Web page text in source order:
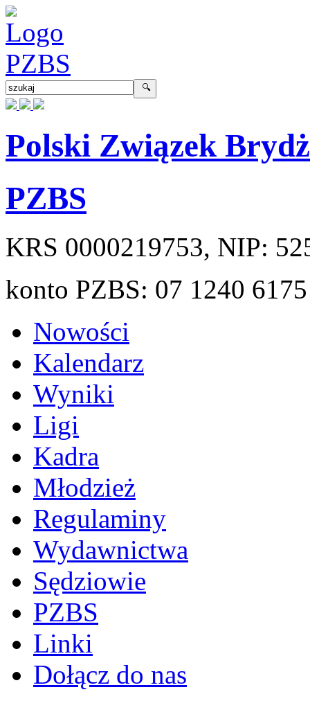
Polski Związek
PZBS
KRS 0000219753, NIP:
konto PZBS: 07 1240
Nowości
Kalendarz
Wyniki
Ligi
Kadra
Młodzież
Regulaminy
Wydawnictwa
Sędziowie
PZBS
Linki
Dołącz do nas